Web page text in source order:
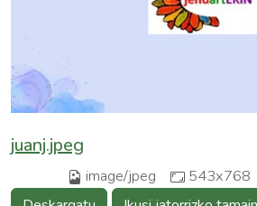
juanj.jpeg
image/jpeg 543x768